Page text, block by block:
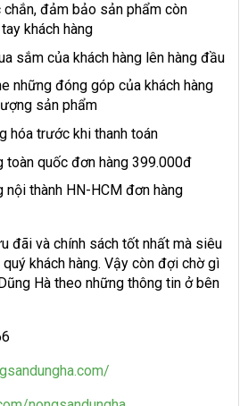
đảm bảo sản phẩm còn
khách hàng
sắm của khách hàng lên hàng đầu
những đóng góp của khách hàng
sản phẩm
hóa trước khi thanh toán
toàn quốc đơn hàng 399.000đ
nội thành HN-HCM đơn hàng
đãi và chính sách tốt nhất mà siêu
khách hàng. Vậy còn đợi chờ gì
Hà theo những thông tin ở bên